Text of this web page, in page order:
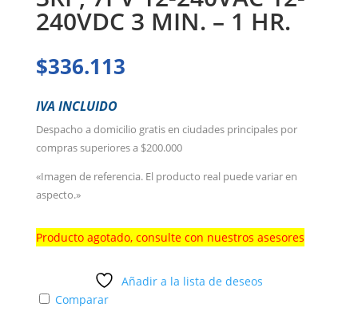
240VDC 3 MIN. – 1 HR.
$336.113
IVA INCLUIDO
Despacho a domicilio gratis en ciudades principales por
compras superiores a $200.000
«Imagen de referencia. El producto real puede variar en
aspecto.»
Producto agotado, consulte con nuestros asesores
Añadir a la lista de deseos
Comparar